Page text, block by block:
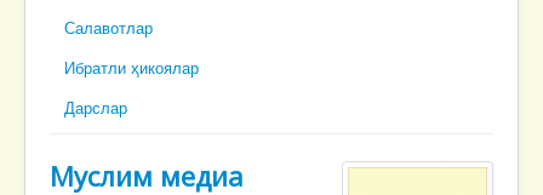
Салавотлар
Ибратли ҳикоялар
Дарслар
Муслим медиа